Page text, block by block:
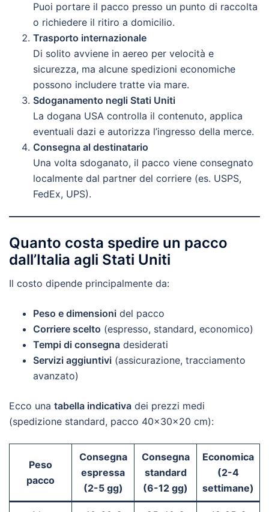
Puoi portare il pacco presso un punto di raccolta
o richiedere il ritiro a domicilio.
Trasporto internazionale
Di solito avviene in aereo per velocità e
sicurezza, ma alcune spedizioni economiche
possono includere tratte via mare.
Sdoganamento negli Stati Uniti
La dogana USA controlla il contenuto, applica
eventuali dazi e autorizza l’ingresso della merce.
Consegna al destinatario
Una volta sdoganato, il pacco viene consegnato
localmente dal partner del corriere (es. USPS,
FedEx, UPS).
Quanto costa spedire un pacco
dall’Italia agli Stati Uniti
Il costo dipende principalmente da:
Peso e dimensioni del pacco
Corriere scelto (espresso, standard, economico)
Tempi di consegna desiderati
Servizi aggiuntivi (assicurazione, tracciamento
avanzato)
Ecco una tabella indicativa dei prezzi medi
(spedizione standard, pacco 40x30x20 cm):
Peso
pacco
Consegna
espressa
(2-5 gg)
Consegna
standard
(6-12 gg)
Economica
(2-4
settimane)